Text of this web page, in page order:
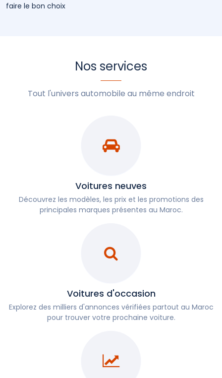
faire le bon choix
Nos services
Tout l'univers automobile au même endroit
Voitures neuves
Découvrez les modèles, les prix et les promotions des
principales marques présentes au Maroc.
Voitures d'occasion
Explorez des milliers d'annonces vérifiées partout au Maroc
pour trouver votre prochaine voiture.